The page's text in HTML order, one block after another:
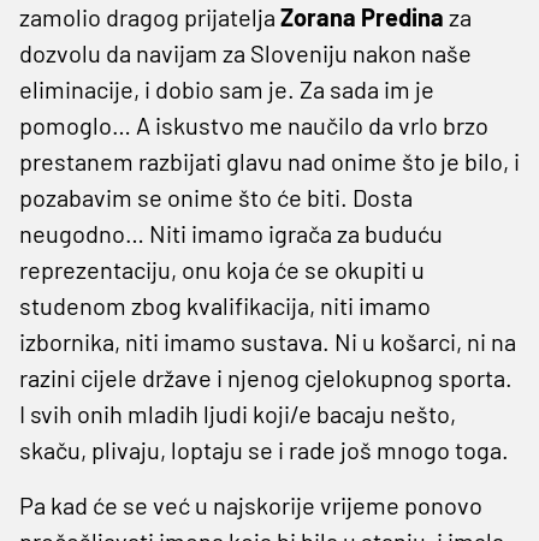
zamolio dragog prijatelja Zorana Predina za
dozvolu da navijam za Sloveniju nakon naše
eliminacije, i dobio sam je. Za sada im je
pomoglo… A iskustvo me naučilo da vrlo brzo
prestanem razbijati glavu nad onime što je bilo, i
pozabavim se onime što će biti. Dosta
neugodno… Niti imamo igrača za buduću
reprezentaciju, onu koja će se okupiti u
studenom zbog kvalifikacija, niti imamo
izbornika, niti imamo sustava. Ni u košarci, ni na
razini cijele države i njenog cjelokupnog sporta.
I svih onih mladih ljudi koji/e bacaju nešto,
skaču, plivaju, loptaju se i rade još mnogo toga.
Pa kad će se već u najskorije vrijeme ponovo